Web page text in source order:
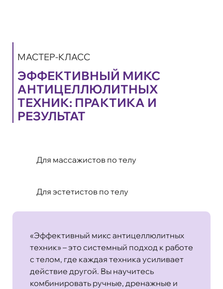
МАСТЕР-КЛАСС
ЭФФЕКТИВНЫЙ МИКС
АНТИЦЕЛЛЮЛИТНЫХ
ТЕХНИК: ПРАКТИКА И
РЕЗУЛЬТАТ
Для массажистов по телу
Для эстетистов по телу
«Эффективный микс антицеллюлитных
техник» – это системный подход к работе
с телом, где каждая техника усиливает
действие другой. Вы научитесь
комбинировать ручные, дренажные и